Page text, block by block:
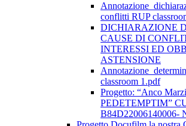
conflitti RUP
DICHIARAZIONE
CAUSE DI
INTERESSI ED
ASTENSIONE
classroom 1.pdf
Progetto: “Anco
PEDETEMPTIM”
B84D22006140006-